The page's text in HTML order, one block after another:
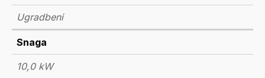
Ugradbeni
Snaga
10,0 kW